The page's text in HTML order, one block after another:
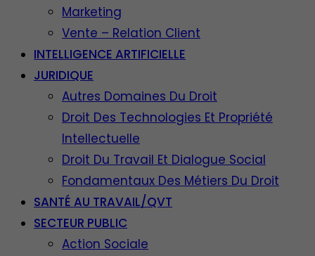
Marketing
Vente – Relation Client
INTELLIGENCE ARTIFICIELLE
JURIDIQUE
Autres Domaines Du Droit
Droit Des Technologies Et Propriété
Intellectuelle
Droit Du Travail Et Dialogue Social
Fondamentaux Des Métiers Du Droit
SANTÉ AU TRAVAIL/QVT
SECTEUR PUBLIC
Action Sociale